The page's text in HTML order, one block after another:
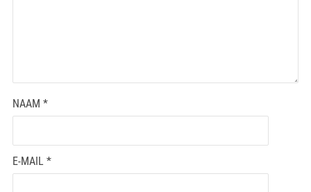
NAAM *
E-MAIL *